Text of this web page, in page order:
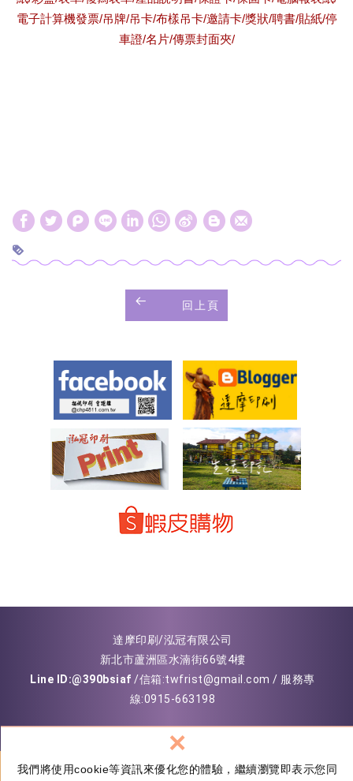
我們將使用cookie等資訊來優化您的體驗，繼續瀏覽即表示您同
×
電子計算機發票/吊牌/吊卡/布樣吊卡/邀請卡/獎狀/聘書/貼紙/停
車證/名片/傳票封面夾/
W
a
t
s
p
S
n
a
W
i
b
o
回上頁
達摩印刷/泓冠有限公司
新北市蘆洲區水湳街66號4樓
Line ID:@390bsiaf/信箱:twfrist@gmail.com / 服務專
線:0915-663198